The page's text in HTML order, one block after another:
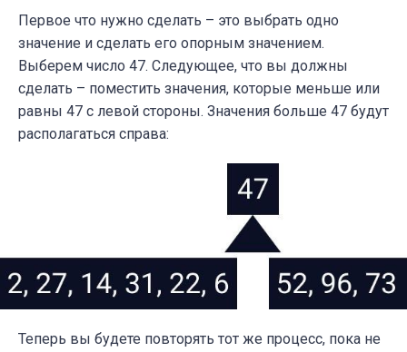
Первое что нужно сделать – это выбрать одно
значение и сделать его опорным значением.
Выберем число 47. Следующее, что вы должны
сделать – поместить значения, которые меньше или
равны 47 с левой стороны. Значения больше 47 будут
располагаться справа:
Теперь вы будете повторять тот же процесс, пока не